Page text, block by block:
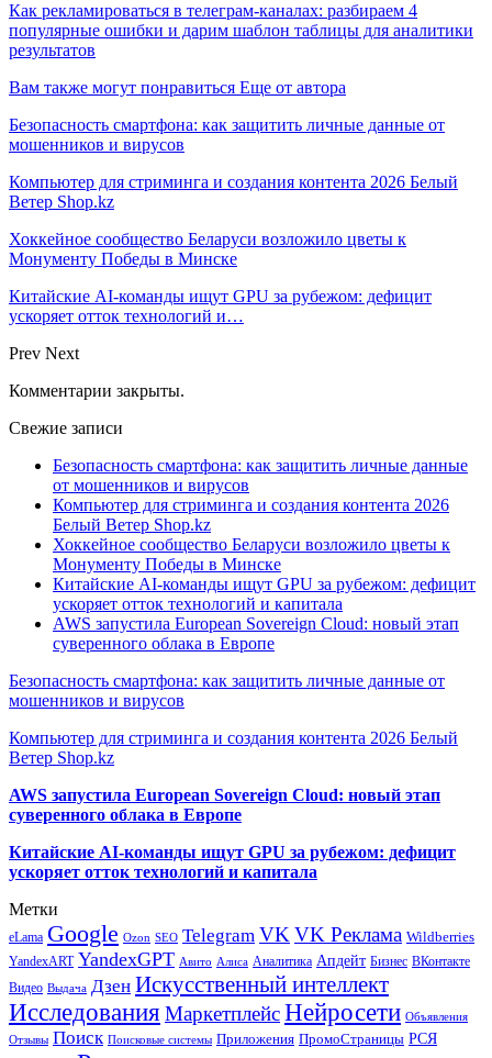
Как рекламироваться в телеграм-каналах: разбираем 4
популярные ошибки и дарим шаблон таблицы для аналитики
результатов
Вам также могут понравиться Еще от автора
Безопасность смартфона: как защитить личные данные от
мошенников и вирусов
Компьютер для стриминга и создания контента 2026 Белый
Ветер Shop.kz
Хоккейное сообщество Беларуси возложило цветы к
Монументу Победы в Минске
Китайские AI-команды ищут GPU за рубежом: дефицит
ускоряет отток технологий и…
Prev Next
Комментарии закрыты.
Свежие записи
Безопасность смартфона: как защитить личные данные
от мошенников и вирусов
Компьютер для стриминга и создания контента 2026
Белый Ветер Shop.kz
Хоккейное сообщество Беларуси возложило цветы к
Монументу Победы в Минске
Китайские AI-команды ищут GPU за рубежом: дефицит
ускоряет отток технологий и капитала
AWS запустила European Sovereign Cloud: новый этап
суверенного облака в Европе
Безопасность смартфона: как защитить личные данные от
мошенников и вирусов
Компьютер для стриминга и создания контента 2026 Белый
Ветер Shop.kz
AWS запустила European Sovereign Cloud: новый этап
суверенного облака в Европе
Китайские AI-команды ищут GPU за рубежом: дефицит
ускоряет отток технологий и капитала
Метки
eLama Google Ozon SEO Telegram VKVK Реклама Wildberries
YandexART YandexGPT Авито Алиса Аналитика Апдейт Бизнес ВКонтакте
Видео Выдача Дзен Искусственный интеллект
Исследования МаркетплейсНейросети Объявления
Отзывы Поиск Поисковые системы Приложения ПромоСтраницы РСЯ